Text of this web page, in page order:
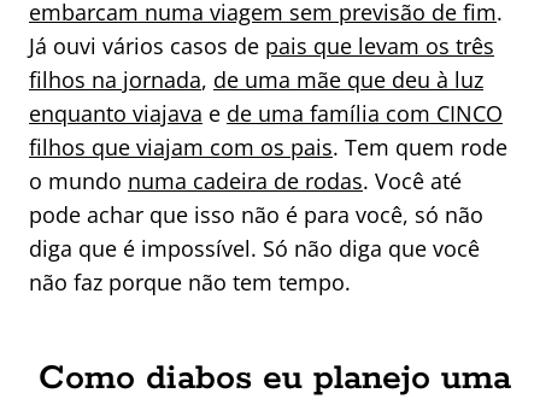
embarcam numa viagem sem previsão de fim.
Já ouvi vários casos de pais que levam os três
filhos na jornada, de uma mãe que deu à luz
enquanto viajava e de uma família com CINCO
filhos que viajam com os pais. Tem quem rode
o mundo numa cadeira de rodas. Você até
pode achar que isso não é para você, só não
diga que é impossível. Só não diga que você
não faz porque não tem tempo.
Como diabos eu planejo uma